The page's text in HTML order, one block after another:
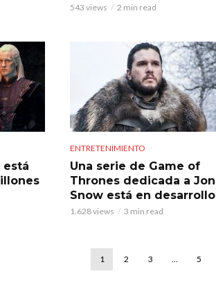
543 views 2 min read
está
ENTRETENIMIENTO
Una serie de Game of
Thrones dedicada a Jon
Snow está en desarrollo
1.628 views 3 min read
1 2 3 … 5